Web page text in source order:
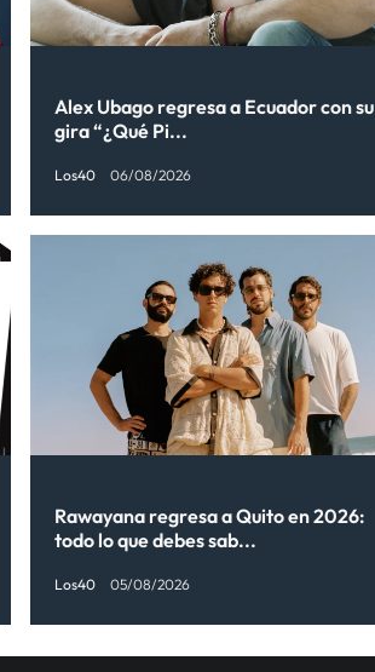
Alex Ubago regresa a Ecuador con su
gira “¿Qué Pi...
Los40 06/08/2026
Rawayana regresa a Quito en 2026:
todo lo que debes sab...
Los40 05/08/2026